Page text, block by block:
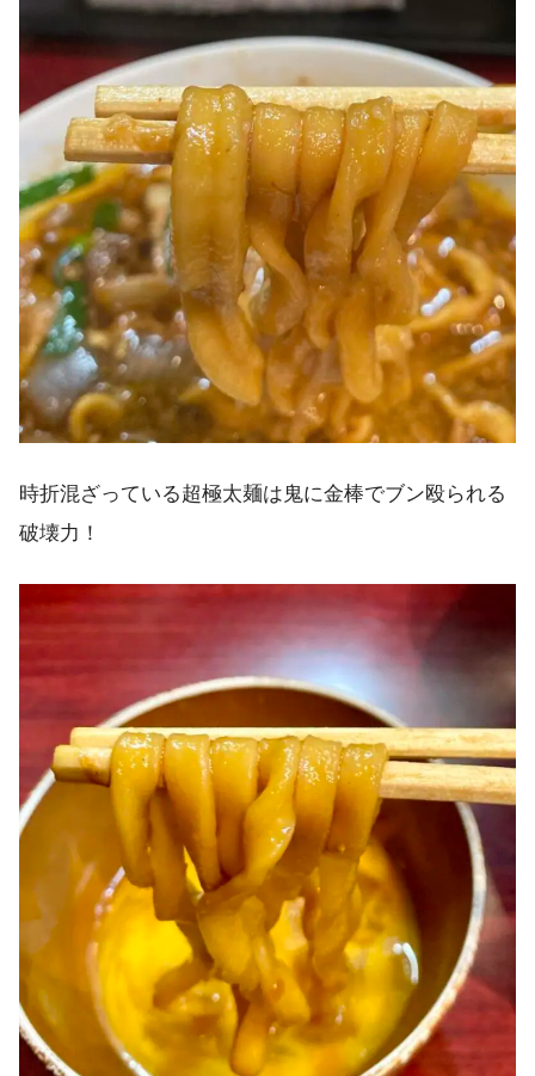
時折混ざっている超極太麺は鬼に金棒でブン殴られる
破壊力！